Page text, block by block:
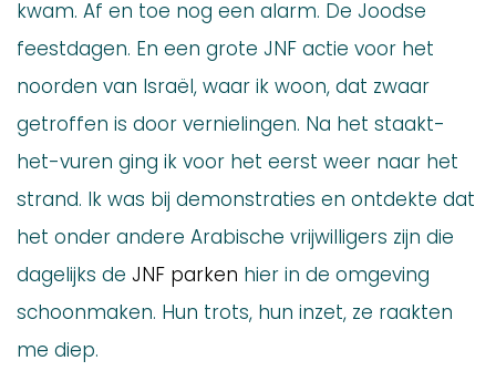
kwam. Af en toe nog een alarm. De Joodse
feestdagen. En een grote JNF actie voor het
noorden van Israël, waar ik woon, dat zwaar
getroffen is door vernielingen. Na het staakt-
het-vuren ging ik voor het eerst weer naar het
strand. Ik was bij demonstraties en ontdekte dat
het onder andere Arabische vrijwilligers zijn die
dagelijks de JNF parken hier in de omgeving
schoonmaken. Hun trots, hun inzet, ze raakten
me diep.